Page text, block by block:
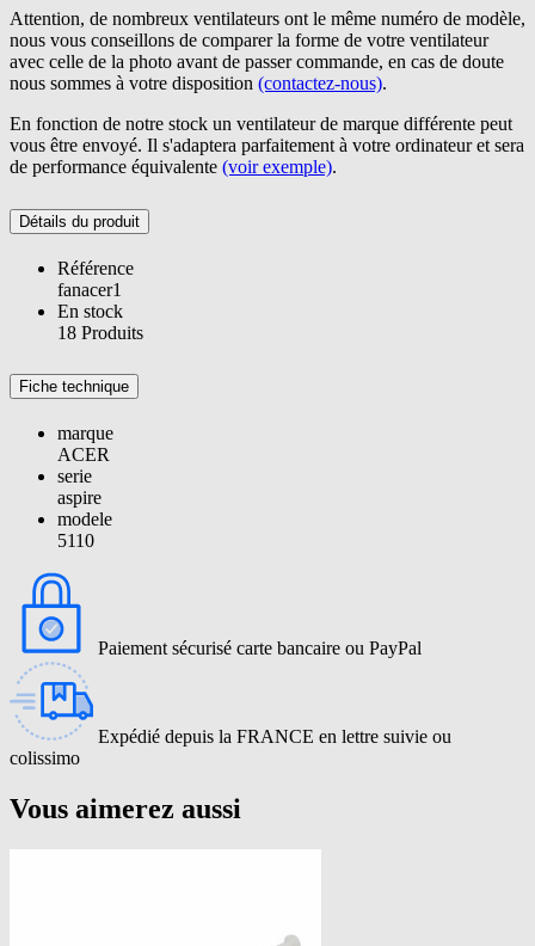
Attention, de nombreux ventilateurs ont le même numéro de modèle,
nous vous conseillons de comparer la forme de votre ventilateur
avec celle de la photo avant de passer commande, en cas de doute
nous sommes à votre disposition (contactez-nous).
En fonction de notre stock un ventilateur de marque différente peut
vous être envoyé. Il s'adaptera parfaitement à votre ordinateur et sera
de performance équivalente (voir exemple).
Détails du produit
Référence
fanacer1
En stock
18 Produits
Fiche technique
marque
ACER
serie
aspire
modele
5110
Paiement sécurisé carte bancaire ou PayPal
Expédié depuis la FRANCE en lettre suivie ou
colissimo
Vous aimerez aussi